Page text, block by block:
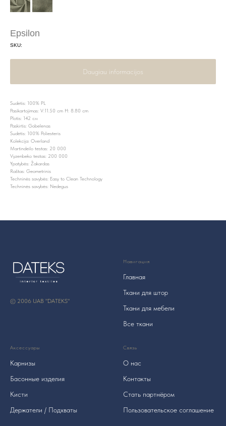
Epsilon
SKU:
Daugiau informacijos
Sudėtis: 100% PL
Pasikartojimas: V:11.50 cm H: 8.80 cm
Plotis: 142 см
Paskirtis: Gobelenas
Sudėtis: 100% Poliesteris
Kolekcija: Overland
Martindeilo testas: 20 000
Vyzenbeko testas: 200 000
Ypatybės: Žakardas
Raštas: Geometrinis
Techninės savybės: Easy to Clean Technology
Techninės savybės: Nedegus
© 2006 UAB "DATEKS"
Навигация
Главная
Ткани для штор
Ткани для мебели
Все ткани
Аксессуары
Карнизы
Басонные изделия
Кисти
Держатели / Подхваты
Связь
О нас
Контакты
Стать партнёром
Пользовательское соглашение